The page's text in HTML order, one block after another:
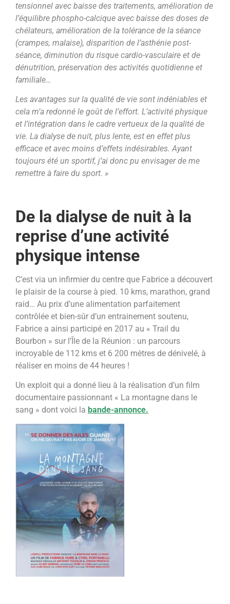
tensionnel avec baisse des traitements, amélioration de
l’équilibre phospho-calcique avec baisse des doses de
chélateurs, amélioration de la tolérance de la séance
(crampes, malaise), disparition de l’asthénie post-
séance, diminution du risque cardio-vasculaire et de
dénutrition, préservation des activités quotidienne et
familiale…
Les avantages sur la qualité de vie sont indéniables et
cela m’a redonné le goût de l’effort. L’activité physique
et l’intégration dans le cadre vertueux de la qualité de
vie. La dialyse de nuit, plus lente, est en effet plus
efficace et avec moins d’effets indésirables. Ayant
toujours été un sportif, j’ai donc pu envisager de me
remettre à faire du sport. »
De la dialyse de nuit à la
reprise d’une activité
physique intense
C’est via un infirmier du centre que Fabrice a découvert
le plaisir de la course à pied. 10 kms, marathon, grand
raid… Au prix d’une alimentation parfaitement
contrôlée et bien-sûr d’un entrainement soutenu,
Fabrice a ainsi participé en 2017 au « Trail du
Bourbon » sur l’Île de la Réunion : un parcours
incroyable de 112 kms et 6 200 mètres de dénivelé, à
réaliser en moins de 44 heures !
Un exploit qui a donné lieu à la réalisation d’un film
documentaire passionnant « La montagne dans le
sang » dont voici la bande-annonce.